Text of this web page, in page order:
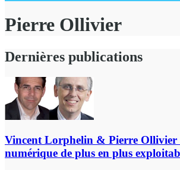
Pierre Ollivier
Dernières publications
Vincent Lorphelin & Pierre Ollivier
numérique de plus en plus